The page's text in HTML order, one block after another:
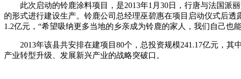
此次启动的铃鹿涂料项目，是2013年1月30日，行唐与法国派丽
的形式进行建设生产。铃鹿公司总经理巫碧惠在项目启动仪式后
1.2亿元，“希望吸纳更多当地的乡亲成为铃鹿的家人，我们自己也
2013年该县共安排在建项目80个，总投资规模241.17亿元，其
产业转型升级、发展新兴产业的战略突破口。